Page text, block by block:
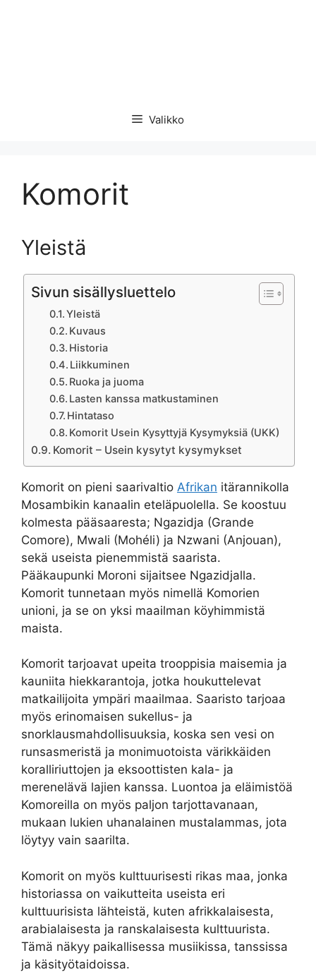
Valikko
Komorit
Yleistä
Sivun sisällysluettelo
Yleistä
Kuvaus
Historia
Liikkuminen
Ruoka ja juoma
Lasten kanssa matkustaminen
Hintataso
Komorit Usein Kysyttyjä Kysymyksiä (UKK)
Komorit – Usein kysytyt kysymykset
Komorit on pieni saarivaltio Afrikan itärannikolla
Mosambikin kanaalin eteläpuolella. Se koostuu
kolmesta pääsaaresta; Ngazidja (Grande
Comore), Mwali (Mohéli) ja Nzwani (Anjouan),
sekä useista pienemmistä saarista.
Pääkaupunki Moroni sijaitsee Ngazidjalla.
Komorit tunnetaan myös nimellä Komorien
unioni, ja se on yksi maailman köyhimmistä
maista.
Komorit tarjoavat upeita trooppisia maisemia ja
kauniita hiekkarantoja, jotka houkuttelevat
matkailijoita ympäri maailmaa. Saaristo tarjoaa
myös erinomaisen sukellus- ja
snorklausmahdollisuuksia, koska sen vesi on
runsasmeristä ja monimuotoista värikkäiden
koralliriuttojen ja eksoottisten kala- ja
merenelävä lajien kanssa. Luontoa ja eläimistöä
Komoreilla on myös paljon tarjottavanaan,
mukaan lukien uhanalainen mustalammas, jota
löytyy vain saarilta.
Komorit on myös kulttuurisesti rikas maa, jonka
historiassa on vaikutteita useista eri
kulttuurisista lähteistä, kuten afrikkalaisesta,
arabialaisesta ja ranskalaisesta kulttuurista.
Tämä näkyy paikallisessa musiikissa, tanssissa
ja käsityötaidoissa.